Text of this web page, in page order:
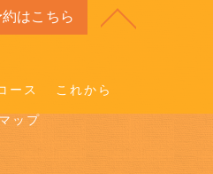
はこちら
ース これから
ップ